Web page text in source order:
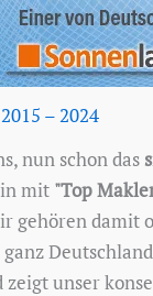
– 2024
nun schon das
mit "Top
gehören damit
unser